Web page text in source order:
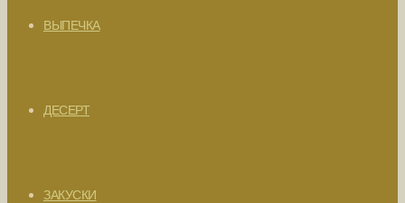
ВЫПЕЧКА
ДЕСЕРТ
ЗАКУСКИ